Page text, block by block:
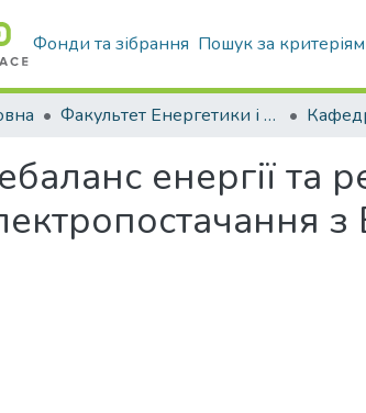
Фонди та зібрання Пошук за
Факультет Енергетики і комп'ютерних технологій
енергії та